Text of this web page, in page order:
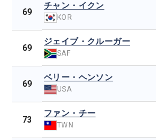
69
チャン・イクン
KOR
69
ジェイブ・クルーガー
SAF
69
ベリー・ヘンソン
USA
73
ファン・チー
TWN